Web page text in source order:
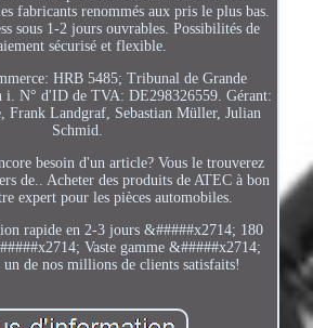
fabricants renommés aux pris le plus bas.
sous 1-2 jours ouvrables. Possibilités de
sécurisé et flexible.
HRB 5485; Tribunal de Grande
i. N° d'ID de TVA: DE298326559. Gérant:
Frank Landgraf, Sebastian Müller, Julian
Schmid.
besoin d'un article? Vous le trouverez
de.. Acheter des produits de ATEC à bon
expert pour les pièces automobiles.
rapide en 2-3 jours &#####x2714; 180
Vaste gamme &#####x2714;
un de nos millions de clients satisfaits!